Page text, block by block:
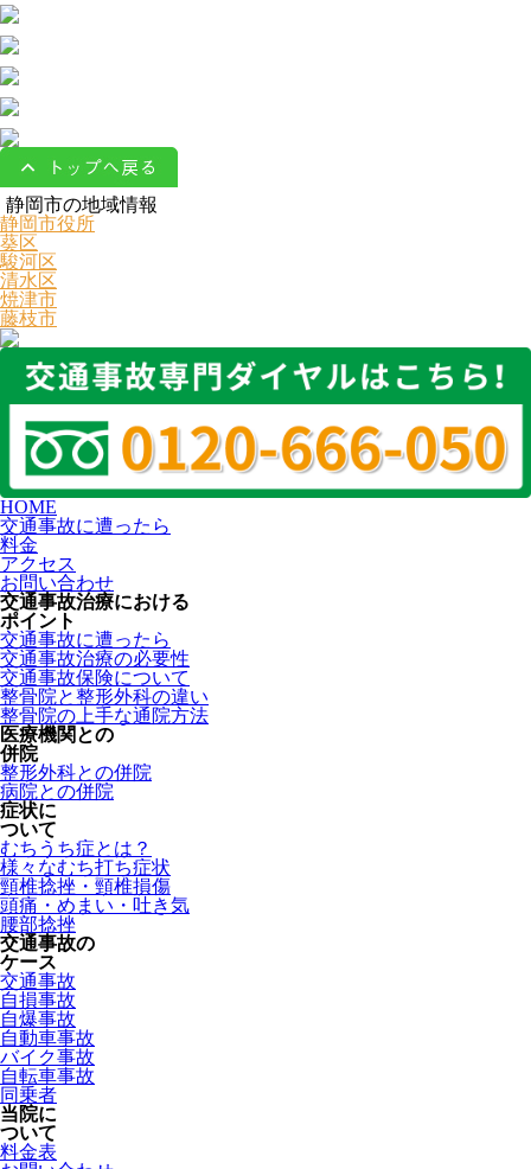
静岡市の地域情報
静岡市役所
葵区
駿河区
清水区
焼津市
藤枝市
HOME
交通事故に遭ったら
料金
アクセス
お問い合わせ
交通事故治療における
ポイント
交通事故に遭ったら
交通事故治療の必要性
交通事故保険について
整骨院と整形外科の違い
整骨院の上手な通院方法
医療機関との
併院
整形外科との併院
病院との併院
症状に
ついて
むちうち症とは？
様々なむち打ち症状
頸椎捻挫・頸椎損傷
頭痛・めまい・吐き気
腰部捻挫
交通事故の
ケース
交通事故
自損事故
自爆事故
自動車事故
バイク事故
自転車事故
同乗者
当院に
ついて
料金表